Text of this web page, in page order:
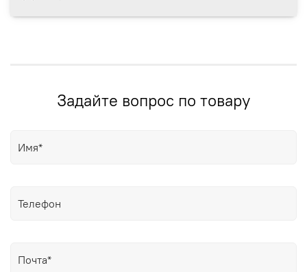
Задайте вопрос по товару